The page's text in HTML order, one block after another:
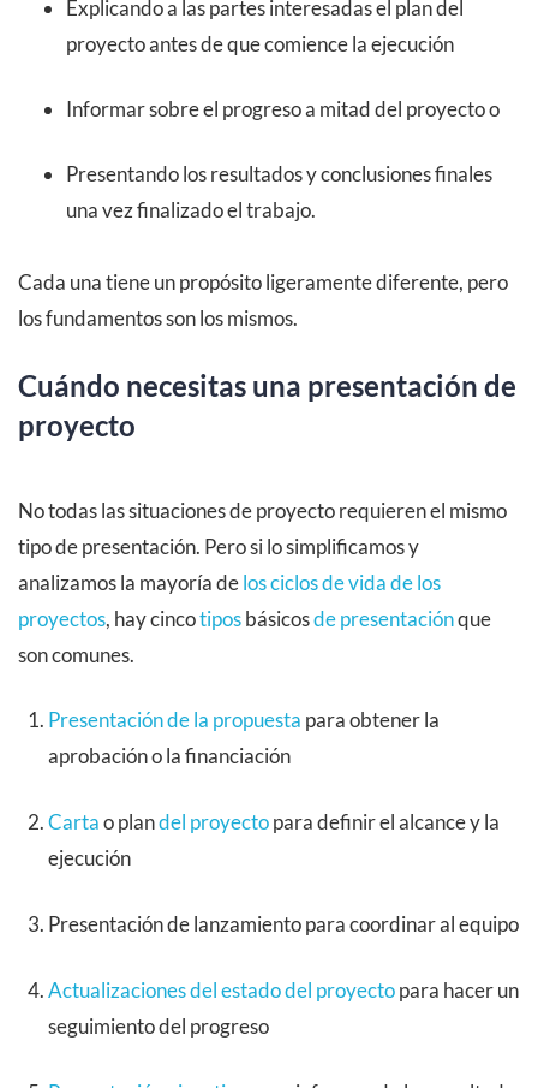
Explicando a las partes interesadas el plan del
proyecto antes de que comience la ejecución
Informar sobre el progreso a mitad del proyecto o
Presentando los resultados y conclusiones finales
una vez finalizado el trabajo.
Cada una tiene un propósito ligeramente diferente, pero
los fundamentos son los mismos.
Cuándo necesitas una presentación de
proyecto
No todas las situaciones de proyecto requieren el mismo
tipo de presentación. Pero si lo simplificamos y
analizamos la mayoría delos ciclos de vida de los
proyectos, hay cincotiposbásicosde presentaciónque
son comunes.
Presentación de la propuesta para obtener la
aprobación o la financiación
Cartao plandel proyectopara definir el alcance y la
ejecución
Presentación de lanzamiento para coordinar al equipo
Actualizaciones del estado del proyectopara hacer un
seguimiento del progreso